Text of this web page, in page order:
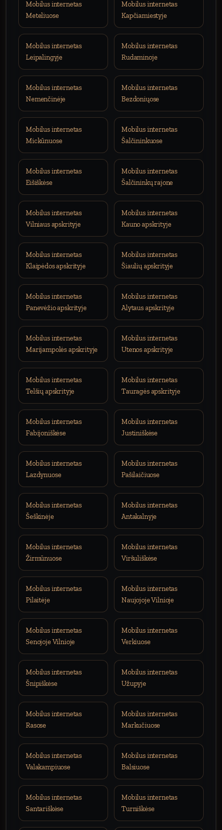
Mobilus internetas
Meteliuose
Mobilus internetas
Kapčiamiestyje
Mobilus internetas
Leipalingyje
Mobilus internetas
Rudaminoje
Mobilus internetas
Nemenčinėje
Mobilus internetas
Bezdoniųose
Mobilus internetas
Mickūnuose
Mobilus internetas
Šalčininkuose
Mobilus internetas
Eišiškėse
Mobilus internetas
Šalčininkų rajone
Mobilus internetas
Vilniaus apskrityje
Mobilus internetas
Kauno apskrityje
Mobilus internetas
Klaipėdos apskrityje
Mobilus internetas
Šiaulių apskrityje
Mobilus internetas
Panevėžio apskrityje
Mobilus internetas
Alytaus apskrityje
Mobilus internetas
Marijampolės apskrityje
Mobilus internetas
Utenos apskrityje
Mobilus internetas
Telšių apskrityje
Mobilus internetas
Tauragės apskrityje
Mobilus internetas
Fabijoniškėse
Mobilus internetas
Justiniškėse
Mobilus internetas
Lazdynuose
Mobilus internetas
Pašilaičiuose
Mobilus internetas
Šeškinėje
Mobilus internetas
Antakalnyje
Mobilus internetas
Žirmūnuose
Mobilus internetas
Viršuliškėse
Mobilus internetas
Pilaitėje
Mobilus internetas
Naujojoje Vilnioje
Mobilus internetas
Senojoje Vilnioje
Mobilus internetas
Verkiuose
Mobilus internetas
Šnipiškėse
Mobilus internetas
Užupyje
Mobilus internetas
Rasose
Mobilus internetas
Markučiuose
Mobilus internetas
Valakampiuose
Mobilus internetas
Balsiuose
Mobilus internetas
Santariškėse
Mobilus internetas
Turniškėse